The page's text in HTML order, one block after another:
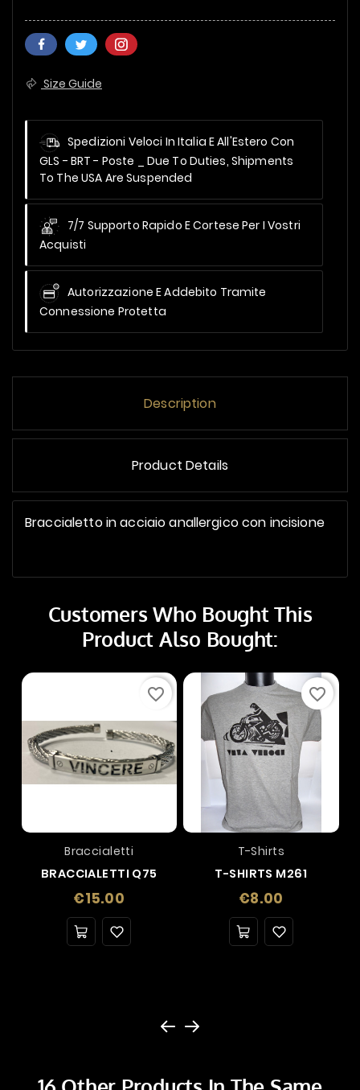
Size Guide
Spedizioni Veloci In Italia E All'Estero Con
GLS - BRT - Poste _ Due To Duties, Shipments
To The USA Are Suspended
7/7 Supporto Rapido E Cortese Per I Vostri
Acquisti
Autorizzazione E Addebito Tramite
Connessione Protetta
Description
Product Details
Braccialetto in acciaio anallergico con incisione
Customers Who Bought This
Product Also Bought:
Braccialetti
BRACCIALETTI Q75
€15.00
favorite_border
T-Shirts
T-SHIRTS M261
€8.00
favorite_border